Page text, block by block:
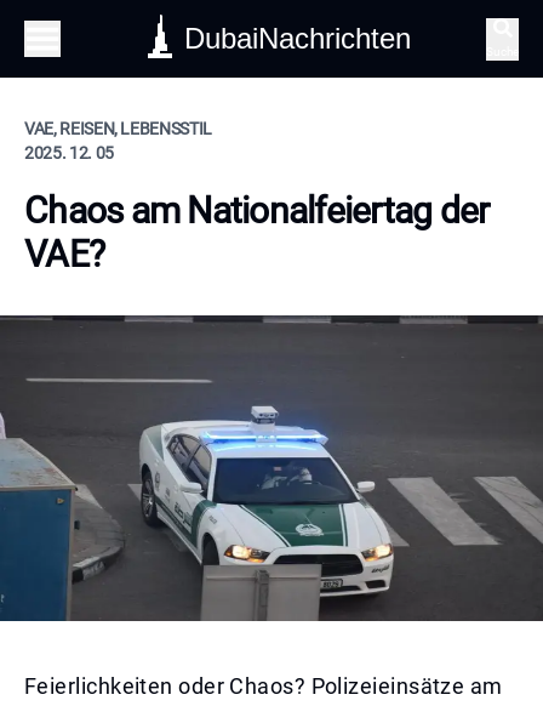
DubaiNachrichten
VAE, REISEN, LEBENSSTIL
2025. 12. 05
Chaos am Nationalfeiertag der
VAE?
Feierlichkeiten oder Chaos? Polizeieinsätze am